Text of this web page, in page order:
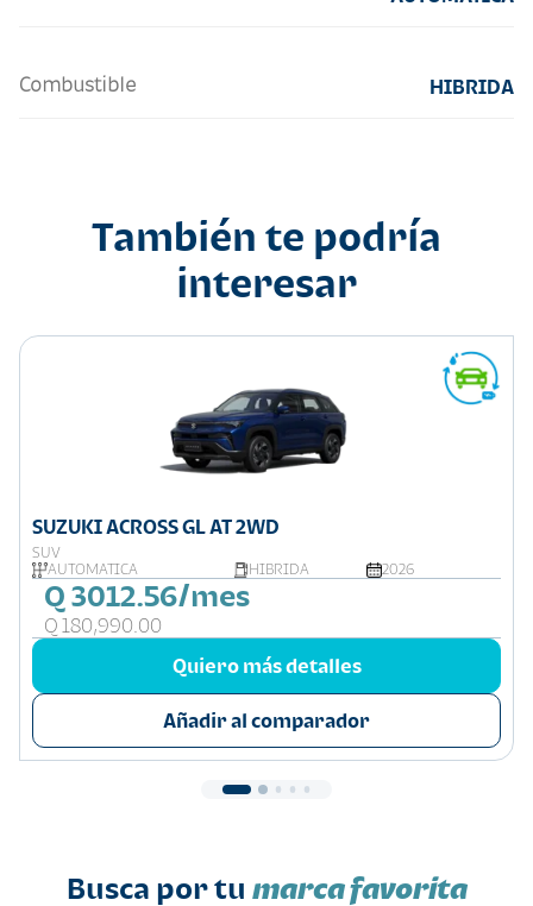
Combustible HIBRIDA
También te podría
interesar
SUZUKI ACROSS GL AT 2WD
SUV
AUTOMÁTICA
HIBRIDA 2026
Q 3012.56/mes
Q 180,990.00
Quiero más detalles
Añadir al comparador
Busca por tu marca favorita